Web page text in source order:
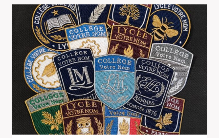
PATCHES
BRODÉS
?
COMMENT
FAIRE
LA
DIFFÉRENCE